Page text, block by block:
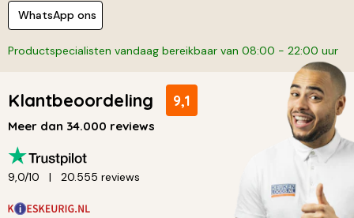
WhatsApp ons
Productspecialisten vandaag bereikbaar van 08:00 - 22:00 uur
Klantbeoordeling 9,1
Meer dan 34.000 reviews
9,0/10 20.555 reviews